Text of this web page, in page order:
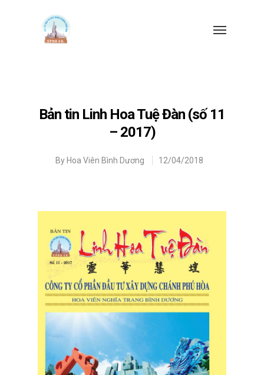
Bản tin Linh Hoa Tuệ Đàn (số 11
– 2017)
By Hoa Viên Bình Dương 12/04/2018